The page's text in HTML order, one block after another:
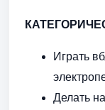
Играть
Делать